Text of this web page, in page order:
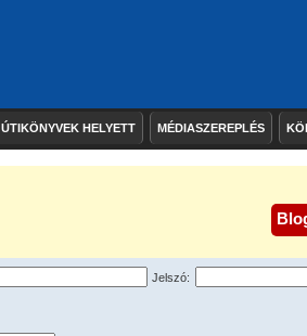
ÚTIKÖNYVEK HELYETT MÉDIASZEREPLÉS
Jelszó: